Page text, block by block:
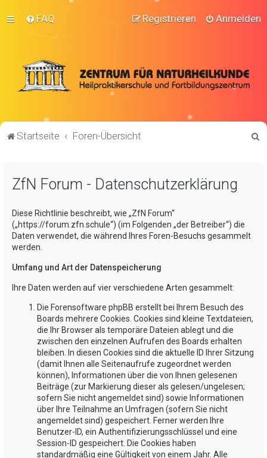
FAQ Anmelden
Registrieren
Startseite Foren-Übersicht
ZfN Forum - Datenschutzerklärung
Diese Richtlinie beschreibt, wie „ZfN Forum“
(„https://forum.zfn.schule“) (im Folgenden „der Betreiber“) die
Daten verwendet, die während Ihres Foren-Besuchs gesammelt
werden.
Umfang und Art der Datenspeicherung
Ihre Daten werden auf vier verschiedene Arten gesammelt:
Die Forensoftware phpBB erstellt bei Ihrem Besuch des
Boards mehrere Cookies. Cookies sind kleine Textdateien,
die Ihr Browser als temporäre Dateien ablegt und die
zwischen den einzelnen Aufrufen des Boards erhalten
bleiben. In diesen Cookies sind die aktuelle ID Ihrer Sitzung
(damit Ihnen alle Seitenaufrufe zugeordnet werden
können), Informationen über die von Ihnen gelesenen
Beiträge (zur Markierung dieser als gelesen/ungelesen;
sofern Sie nicht angemeldet sind) sowie Informationen
über Ihre Teilnahme an Umfragen (sofern Sie nicht
angemeldet sind) gespeichert. Ferner werden Ihre
Benutzer-ID, ein Authentifizierungsschlüssel und eine
Session-ID gespeichert. Die Cookies haben
standardmäßig eine Gültigkeit von einem Jahr. Alle